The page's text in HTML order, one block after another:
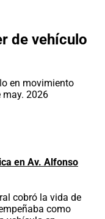
de vehículo
may. 2026
en Av. Alfonso
cobró la vida de
como